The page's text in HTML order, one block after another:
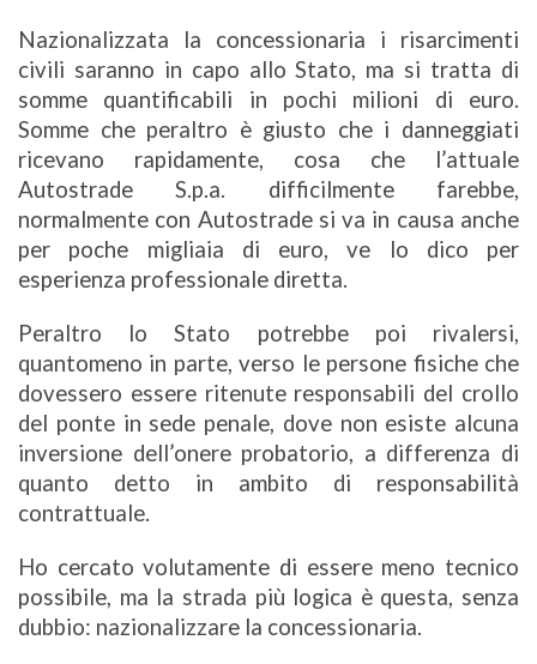
Nazionalizzata la concessionaria i risarcimenti
civili saranno in capo allo Stato, ma si tratta di
somme quantificabili in pochi milioni di euro.
Somme che peraltro è giusto che i danneggiati
ricevano rapidamente, cosa che l’attuale
Autostrade S.p.a. difficilmente farebbe,
normalmente con Autostrade si va in causa anche
per poche migliaia di euro, ve lo dico per
esperienza professionale diretta.
Peraltro lo Stato potrebbe poi rivalersi,
quantomeno in parte, verso le persone fisiche che
dovessero essere ritenute responsabili del crollo
del ponte in sede penale, dove non esiste alcuna
inversione dell’onere probatorio, a differenza di
quanto detto in ambito di responsabilità
contrattuale.
Ho cercato volutamente di essere meno tecnico
possibile, ma la strada più logica è questa, senza
dubbio: nazionalizzare la concessionaria.